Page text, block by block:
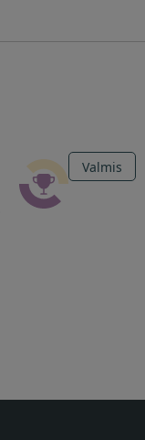
Valmis